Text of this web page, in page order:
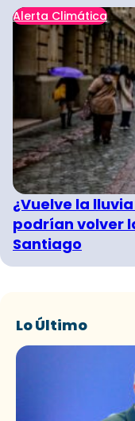
Alerta Climática
¿Vuelve la
podrían volver
Santiago
Lo Último